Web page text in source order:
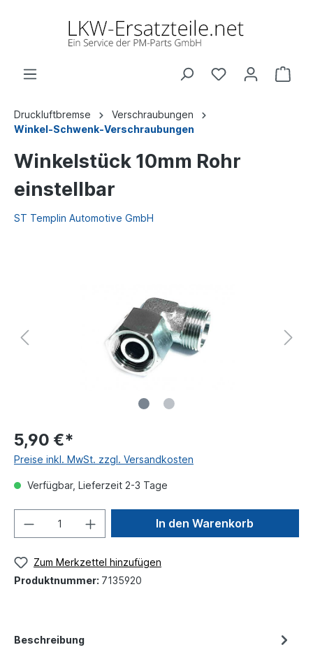
Druckluftbremse
Verschraubungen
Winkel-Schwenk-Verschraubungen
Winkelstück 10mm Rohr
einstellbar
ST Templin Automotive GmbH
5,90 €*
Preise inkl. MwSt. zzgl. Versandkosten
Verfügbar, Lieferzeit 2-3 Tage
In den Warenkorb
Zum Merkzettel hinzufügen
Produktnummer: 7135920
Beschreibung